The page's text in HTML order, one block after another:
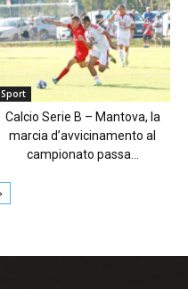
Sport
Calcio Serie B – Mantova, la
marcia d’avvicinamento al
campionato passa...